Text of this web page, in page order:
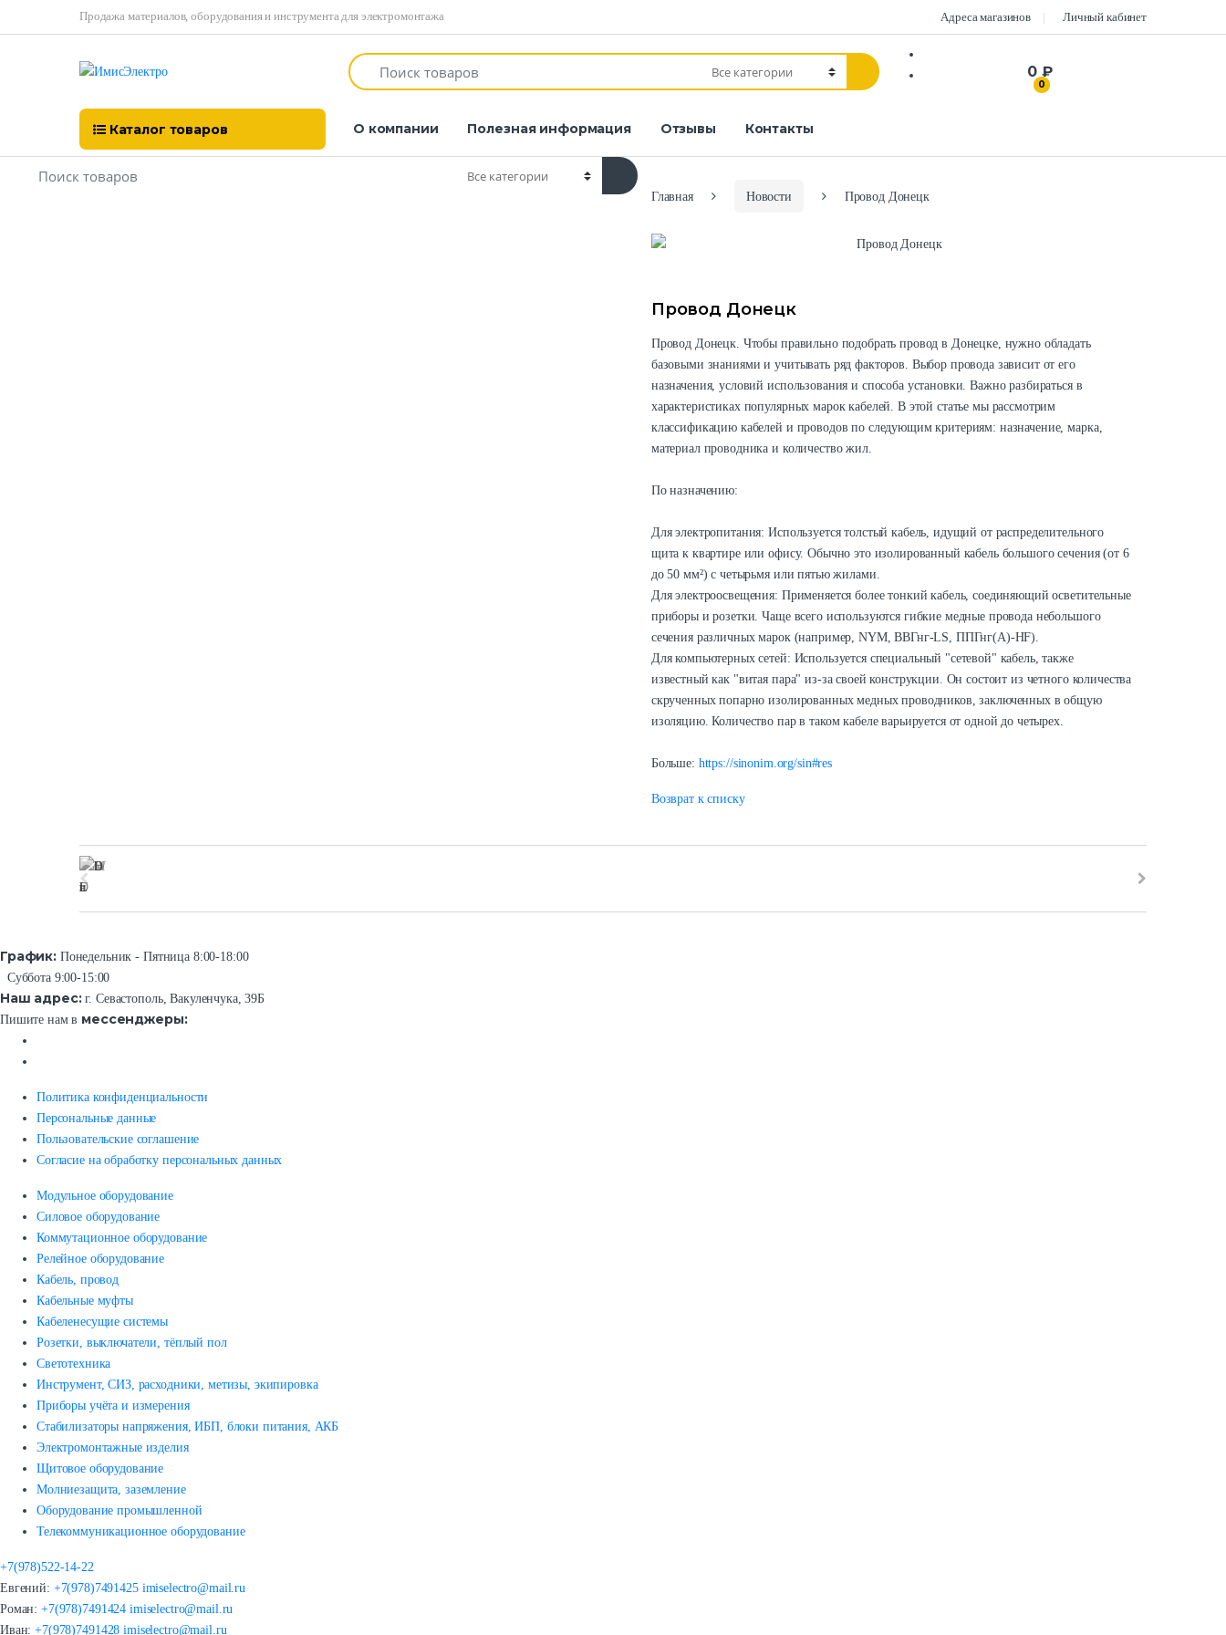
Продажа материалов, оборудования и инструмента для электромонтажа Адреса магазинов Личный кабинет
0
0 ₽
Каталог товаров О компании Полезная информация Отзывы Контакты
Главная Новости Провод Донецк
Провод Донецк
Провод Донецк. Чтобы правильно подобрать провод в Донецке, нужно обладать
базовыми знаниями и учитывать ряд факторов. Выбор провода зависит от его
назначения, условий использования и способа установки. Важно разбираться в
характеристиках популярных марок кабелей. В этой статье мы рассмотрим
классификацию кабелей и проводов по следующим критериям: назначение, марка,
материал проводника и количество жил.
По назначению:
Для электропитания: Используется толстый кабель, идущий от распределительного
щита к квартире или офису. Обычно это изолированный кабель большого сечения (от 6
до 50 мм²) с четырьмя или пятью жилами.
Для электроосвещения: Применяется более тонкий кабель, соединяющий осветительные
приборы и розетки. Чаще всего используются гибкие медные провода небольшого
сечения различных марок (например, NYM, ВВГнг-LS, ППГнг(А)-HF).
Для компьютерных сетей: Используется специальный "сетевой" кабель, также
известный как "витая пара" из-за своей конструкции. Он состоит из четного количества
скрученных попарно изолированных медных проводников, заключенных в общую
изоляцию. Количество пар в таком кабеле варьируется от одной до четырех.
Больше: https://sinonim.org/sin#res
Возврат к списку
График: Понедельник - Пятница 8:00-18:00
Суббота 9:00-15:00
Наш адрес:г. Севастополь, Вакуленчука, 39Б
Пишите нам в мессенджеры:
Политика конфиденциальности
Персональные данные
Пользовательские соглашение
Согласие на обработку персональных данных
Модульное оборудование
Силовое оборудование
Коммутационное оборудование
Релейное оборудование
Кабель, провод
Кабельные муфты
Кабеленесущие системы
Розетки, выключатели, тёплый пол
Светотехника
Инструмент, СИЗ, расходники, метизы, экипировка
Приборы учёта и измерения
Стабилизаторы напряжения, ИБП, блоки питания, АКБ
Электромонтажные изделия
Щитовое оборудование
Молниезащита, заземление
Оборудование промышленной
Телекоммуникационное оборудование
+7(978)522-14-22
Евгений: +7(978)7491425 imiselectro@mail.ru
Роман: +7(978)7491424 imiselectro@mail.ru
Иван: +7(978)7491428 imiselectro@mail.ru